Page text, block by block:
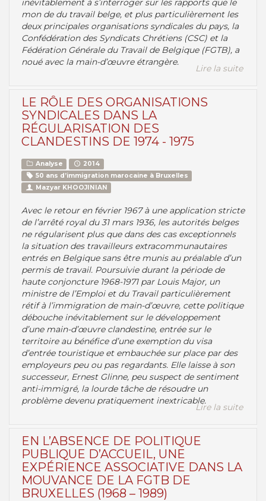
inévitablement à s’interroger sur les rapports que le
mon de du travail belge, et plus particulièrement les
deux principales organisations syndicales du pays, la
Confédération des Syndicats Chrétiens (CSC) et la
Fédération Générale du Travail de Belgique (FGTB), a
noué avec la main-d’œuvre étrangère.
Lire la suite
LE RÔLE DES ORGANISATIONS
SYNDICALES DANS LA
RÉGULARISATION DES
CLANDESTINS DE 1974 - 1975
Analyse
2014
50 ans d’immigration marocaine à Bruxelles
Mazyar KHOOJINIAN
Avec le retour en février 1967 à une application stricte
de l’arrêté royal du 31 mars 1936, les autorités belges
ne régularisent plus que dans des cas exceptionnels
la situation des travailleurs extracommunautaires
entrés en Belgique sans être munis au préalable d’un
permis de travail. Poursuivie durant la période de
haute conjoncture 1968-1971 par Louis Major, un
ministre de l’Emploi et du Travail particulièrement
rétif à l’immigration de main-d’œuvre, cette politique
débouche inévitablement sur le développement
d’une main-d’œuvre clandestine, entrée sur le
territoire au bénéfice d’une exemption du visa
d’entrée touristique et embauchée sur place par des
employeurs peu ou pas regardants. Elle laisse à son
successeur, Ernest Glinne, peu suspect de sentiment
anti-immigré, la lourde tâche de résoudre un
problème devenu pratiquement inextricable.
Lire la suite
EN L’ABSENCE DE POLITIQUE
PUBLIQUE D’ACCUEIL, UNE
EXPÉRIENCE ASSOCIATIVE DANS LA
MOUVANCE DE LA FGTB DE
BRUXELLES (1968 – 1989)